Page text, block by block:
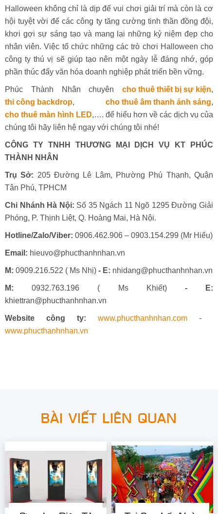
Halloween không chỉ là dịp để vui chơi giải trí mà còn là cơ
hội tuyệt vời để các công ty tăng cường tinh thần đồng đội,
khơi gợi sự sáng tạo và mang lại những kỷ niệm đẹp cho
nhân viên. Việc tổ chức những các trò chơi Halloween cho
công ty thú vị sẽ giúp tạo nên một ngày lễ đáng nhớ, góp
phần thúc đẩy văn hóa doanh nghiệp phát triển bền vững.
Phúc Thành Nhân chuyên cho thuê thiết bị sự kiện,
thi công backdrop, cho thuê âm thanh ánh sáng,
cho thuê màn hình LED,…. để hiểu hơn về các dịch vụ của
chúng tôi hãy liên hệ ngay với chúng tôi nhé!
CÔNG TY TNHH THƯƠNG MẠI DỊCH VỤ KT PHÚC
THÀNH NHÂN
Trụ Sở: 205 Đường Lê Lâm, Phường Phú Thạnh, Quận
Tân Phú, TPHCM
Chi Nhánh Hà Nội: Số 35 Ngách 11 Ngõ 1295 Đường Giải
Phóng, P. Thịnh Liệt, Q. Hoàng Mai, Hà Nội.
Hotline/Zalo/Viber: 0906.462.906 – 0903.154.299 (Mr Hiếu)
Email: hieuvo@phucthanhnhan.vn
M: 0909.216.522 ( Ms Nhị) - E: nhidang@phucthanhnhan.vn
M: 0932.763.196 ( Ms Khiết) - E:
khiettran@phucthanhnhan.vn
Website công ty: www.phucthanhnhan.com -
www.phucthanhnhan.vn
BÀI VIẾT LIÊN QUAN